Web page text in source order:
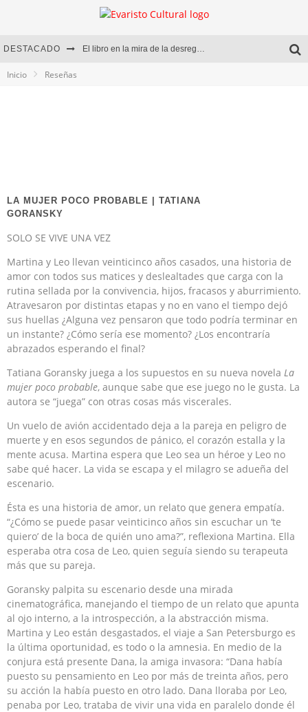
DESTACADO El libro en la mira de la desregulación
Inicio Reseñas
LA MUJER POCO PROBABLE | TATIANA
GORANSKY
SOLO SE VIVE UNA VEZ
Martina y Leo llevan veinticinco años casados, una historia de
amor con todos sus matices y deslealtades que carga con la
rutina sellada por la convivencia, hijos, fracasos y aburrimiento.
Atravesaron por distintas etapas y no en vano el tiempo dejó
sus huellas ¿Alguna vez pensaron que todo podría terminar en
un instante? ¿Cómo sería ese momento? ¿Los encontraría
abrazados esperando el final?
Tatiana Goransky juega a los supuestos en su nueva novela La
mujer poco probable, aunque sabe que ese juego no le gusta. La
autora se “juega” con otras cosas más viscerales.
Un vuelo de avión accidentado deja a la pareja en peligro de
muerte y en esos segundos de pánico, el corazón estalla y la
mente acusa. Martina espera que Leo sea un héroe y Leo no
sabe qué hacer. La vida se escapa y el milagro se adueña del
escenario.
Ésta es una historia de amor, un relato que genera empatía.
“¿Cómo se puede pasar veinticinco años sin escuchar un ‘te
quiero’ de la boca de quién uno ama?”, reflexiona Martina. Ella
esperaba otra cosa de Leo, quien seguía siendo su terapeuta
más que su pareja.
Goransky palpita su escenario desde una mirada
cinematográfica, manejando el tiempo de un relato que apunta
al ojo interno, a la introspección, a la abstracción misma.
Martina y Leo están desgastados, el viaje a San Petersburgo es
la última oportunidad, es todo o la amnesia. En medio de la
conjura está presente Dana, la amiga invasora: “Dana había
puesto su pensamiento en Leo por más de treinta años, pero
su acción la había puesto en otro lado. Dana lloraba por Leo,
penaba por Leo, trataba de vivir una vida en paralelo donde él